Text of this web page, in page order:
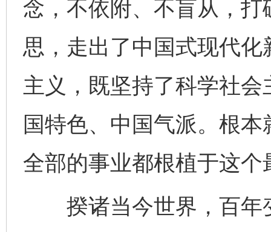
念，不依附、不盲从，
思，走出了中国式现代
主义，既坚持了科学社
国特色、中国气派。根
全部的事业都根植于这
揆诸当今世界，百年